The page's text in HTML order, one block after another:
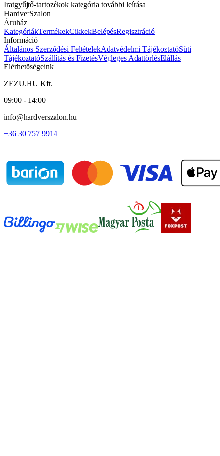
Iratgyűjtő-tartozékok kategória további leírása
HardverSzalon
Áruház
KategóriákTermékekCikkekBelépésRegisztráció
Információ
Általános Szerződési FeltételekAdatvédelmi TájékoztatóSüti
TájékoztatóSzállítás és FizetésVégleges AdattörlésElállás
Elérhetőségeink
ZEZU.HU Kft.
09:00 - 14:00
info@hardverszalon.hu
+36 30 757 9914